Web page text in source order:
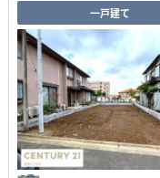
一戸建て